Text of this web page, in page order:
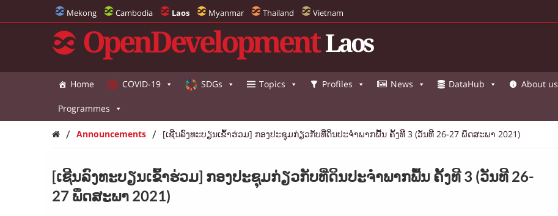
Mekong Cambodia Laos Myanmar Thailand Vietnam
OpenDevelopment Laos
Home COVID-19 SDGs Topics Profiles News DataHub About us
Programmes
/ Announcements / [ເຊີນລົງທະບຽນເຂົ້າຮ່ວມ​] ກອງປະຊຸມກ່ຽວກັບທີ່ດິນປະຈຳພາກພື້ນ ຄັ້ງທີ 3 (ວັນທີ 26-27 ພຶດສະພາ 2021)
[ເຊີນລົງທະບຽນເຂົ້າຮ່ວມ​] ກອງປະຊຸມກ່ຽວກັບທີ່ດິນປະຈຳພາກພື້ນ ຄັ້ງທີ 3 (ວັນທີ 26-
27 ພຶດສະພາ 2021)